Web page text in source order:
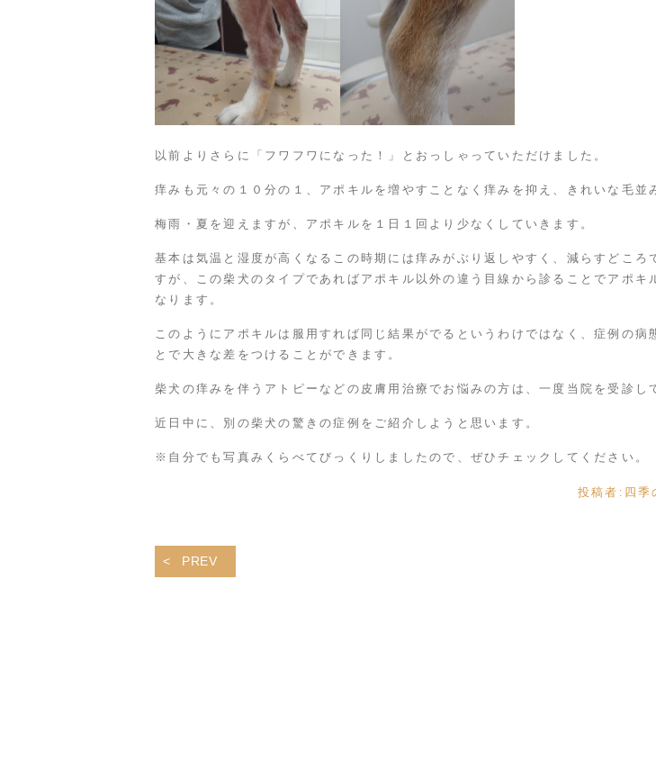
以前よりさらに「フワフワになった！」とおっしゃっていただけました。
痒みも元々の１０分の１、アポキルを増やすことなく痒みを抑え、きれいな毛並
梅雨・夏を迎えますが、アポキルを１日１回より少なくしていきます。
基本は気温と湿度が高くなるこの時期には痒みがぶり返しやすく、減らすどころ
すが、この柴犬のタイプであればアポキル以外の違う目線から診ることでアポキ
なります。
このようにアポキルは服用すれば同じ結果がでるというわけではなく、症例の病
とで大きな差をつけることができます。
柴犬の痒みを伴うアトピーなどの皮膚用治療でお悩みの方は、一度当院を受診し
近日中に、別の柴犬の驚きの症例をご紹介しようと思います。
※自分でも写真みくらべてびっくりしましたので、ぜひチェックしてください。
投稿者: 四季
PREV